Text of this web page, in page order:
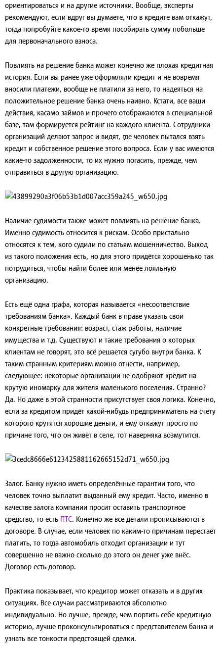
ориентироваться и на другие источники. Вообще, эксперты
рекомендуют, если вдруг вы думаете, что в кредите вам откажут,
тогда попробуйте какое-то время пособирать сумму побольше
для первоначального взноса.
Повлиять на решение банка может конечно же плохая кредитная
история. Если вы ранее уже оформляли кредит и не вовремя
вносили платежи, вообще не платили за него, то надеяться на
положительное решение банка очень наивно. Кстати, все ваши
действия, касамо займов и прочего отображаются в специальной
базе, там формируется рейтинг на каждого клиента. Сотрудники
организаций делают запрос и видят, где человек пытался взять
кредит и собственное решение этого вопроса. Если у вас имеются
какие-то задолженности, то их нужно погасить, прежде, чем
отправиться в другую организацию.
Наличие судимости также может повлиять на решение банка.
Именно судимость относится к рискам. Особо пристально
относятся к тем, кого судили по статьям мошенничество. Выход
из такого положения есть, но для этого придётся хорошенько так
потрудиться, чтобы найти более или менее лояльную
организацию.
Есть ещё одна графа, которая называется «несоответствие
требованиям банка». Каждый банк в праве указать свои
конкретные требования: возраст, стаж работы, наличие
имущества и т.д. Существуют и такие требования о которых
клиентам не говорят, это всё решается сугубо внутри банка. К
таким странным критериям можно отнести, например,
следующее: некоторые организации не одобряют кредит на
крутую иномарку для жителя маленького поселения. Странно?
Да. Но даже в этой странности присутствует своя логика. Конечно,
если за кредитом придёт какой-нибудь предприниматель на счету
которого крутятся хорошие деньги, и ему откажут просто по
причине того, что он живёт в селе, тот наверняка возмутится.
Залог. Банку нужно иметь определённые гарантии того, что
человек точно выплатит выданный ему кредит. Часто, именно в
качестве залога компании просит оставить транспортное
средство, то есть ПТС. Конечно же все детали прописываются в
договоре. В случае, если человек по каким-то причинам перестаёт
платить, то тогда автомобиль отходит организации и тут
совершенно не важно сколько до этого он денег уже внёс.
Договор есть договор.
Практика показывает, что кредитор может отказать и в других
ситуациях. Все случаи рассматриваются абсолютно
индивидуально. Но лучше, прежде, чем портить себе кредитную
историю, лучше проконсультироваться с представителем банка и
узнать все тонкости предстоящей сделки.